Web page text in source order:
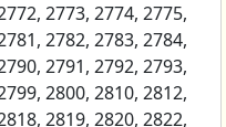
2773, 2774, 2775,
2782, 2783, 2784,
2791, 2792, 2793,
2800, 2810, 2812,
2819, 2820, 2822,